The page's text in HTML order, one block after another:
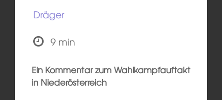
Dräger
9 min
Ein Kommentar zum Wahlkampfauftakt
in Niederösterreich